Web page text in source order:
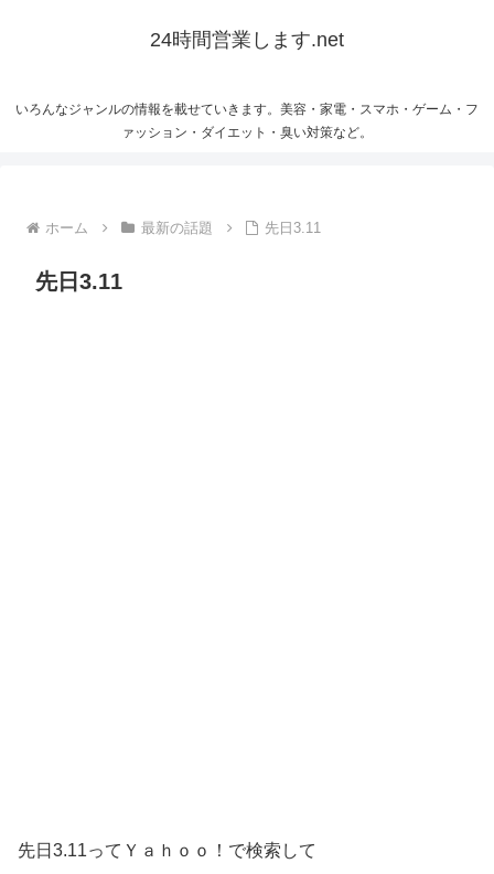
24時間営業します.net
いろんなジャンルの情報を載せていきます。美容・家電・スマホ・ゲーム・フ
ァッション・ダイエット・臭い対策など。
ホーム 最新の話題 先日3.11
先日3.11
先日3.11ってＹａｈｏｏ！で検索して